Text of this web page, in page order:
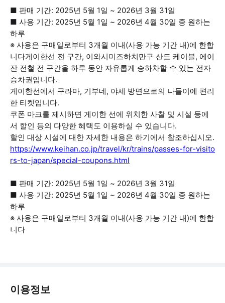
■ 판매 기간: 2025년 5월 1일 ~ 2026년 3월 31일
■ 사용 기간: 2025년 5월 1일 ~ 2026년 4월 30일 중 원하는
하루
※ 사용은 구매일로부터 3개월 이내(사용 가능 기간 내)에 한합
니다게이한선 전 구간, 이와시미즈하치만구 산도 케이블, 에이
잔 전철 전 구간을 하루 동안 자유롭게 승하차할 수 있는 전자
승차권입니다.
게이한선에서 구라마, 기부네, 야세 방면으로의 나들이에 편리
한 티켓입니다.
쿠폰 마크를 제시하면 게이한 선에 위치한 사찰 및 시설 등에
서 할인 등의 다양한 혜택도 이용하실 수 있습니다.
할인 대상 시설에 대한 자세한 내용은 하기에서 참조하십시오.
https://www.keihan.co.jp/travel/kr/trains/passes-for-visito
rs-to-japan/special-coupons.html
■ 판매 기간: 2025년 5월 1일 ~ 2026년 3월 31일
■ 사용 기간: 2025년 5월 1일 ~ 2026년 4월 30일 중 원하는
하루
※ 사용은 구매일로부터 3개월 이내(사용 가능 기간 내)에 한합
니다
이용정보